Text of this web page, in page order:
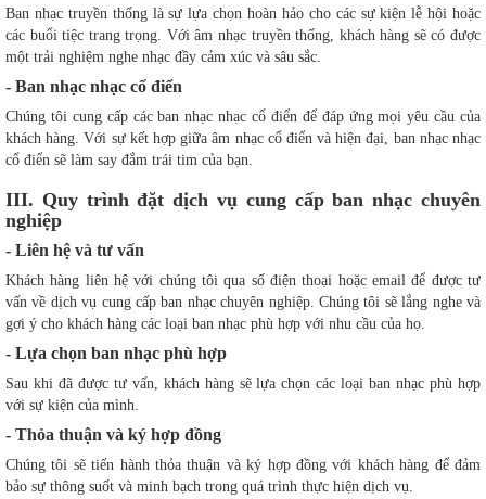
Ban nhạc truyền thống là sự lựa chọn hoàn hảo cho các sự kiện lễ hội hoặc
các buổi tiệc trang trọng. Với âm nhạc truyền thống, khách hàng sẽ có được
một trải nghiệm nghe nhạc đầy cảm xúc và sâu sắc.
- Ban nhạc nhạc cổ điển
Chúng tôi cung cấp các ban nhạc nhạc cổ điển để đáp ứng mọi yêu cầu của
khách hàng. Với sự kết hợp giữa âm nhạc cổ điển và hiện đại, ban nhạc nhạc
cổ điển sẽ làm say đắm trái tim của bạn.
III. Quy trình đặt dịch vụ cung cấp ban nhạc chuyên
nghiệp
- Liên hệ và tư vấn
Khách hàng liên hệ với chúng tôi qua số điện thoại hoặc email để được tư
vấn về dịch vụ cung cấp ban nhạc chuyên nghiệp. Chúng tôi sẽ lắng nghe và
gợi ý cho khách hàng các loại ban nhạc phù hợp với nhu cầu của họ.
- Lựa chọn ban nhạc phù hợp
Sau khi đã được tư vấn, khách hàng sẽ lựa chọn các loại ban nhạc phù hợp
với sự kiện của mình.
- Thỏa thuận và ký hợp đồng
Chúng tôi sẽ tiến hành thỏa thuận và ký hợp đồng với khách hàng để đảm
bảo sự thông suốt và minh bạch trong quá trình thực hiện dịch vụ.